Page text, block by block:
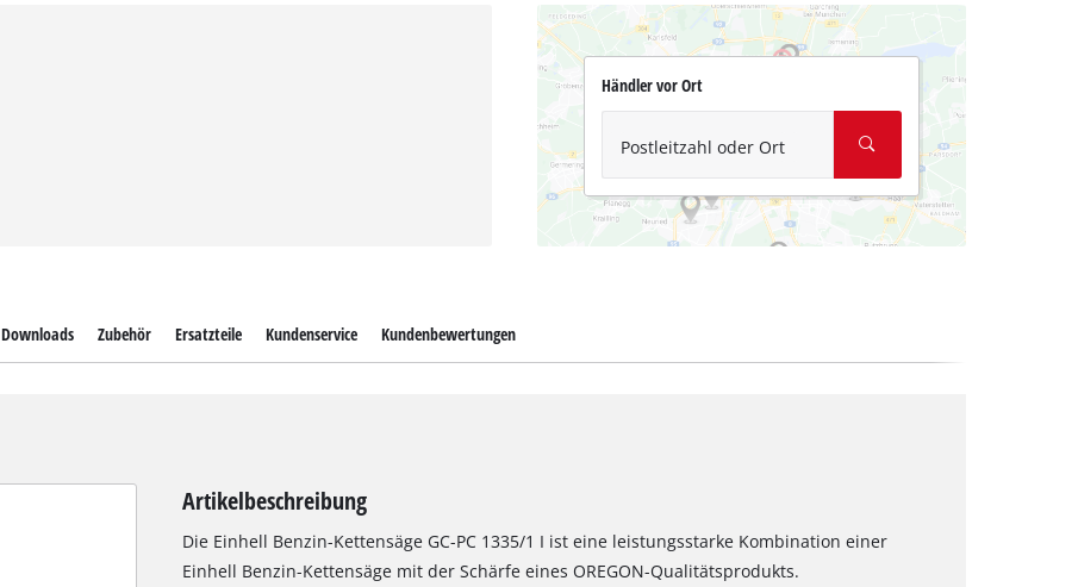
Händler vor Ort
Postleitzahl oder Ort
Downloads Zubehör Ersatzteile Kundenservice Kundenbewertungen
Artikelbeschreibung
Die Einhell Benzin-Kettensäge GC-PC 1335/1 I ist eine leistungsstarke Kombination einer
Einhell Benzin-Kettensäge mit der Schärfe eines OREGON-Qualitätsprodukts.